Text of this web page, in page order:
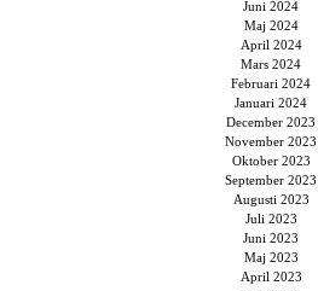
Juni 2024
Maj 2024
April 2024
Mars 2024
Februari 2024
Januari 2024
December 2023
November 2023
Oktober 2023
September 2023
Augusti 2023
Juli 2023
Juni 2023
Maj 2023
April 2023